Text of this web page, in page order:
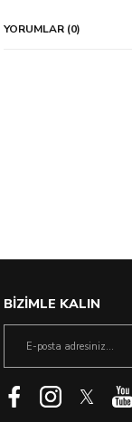
YORUMLAR (0)
BİZİMLE KALIN